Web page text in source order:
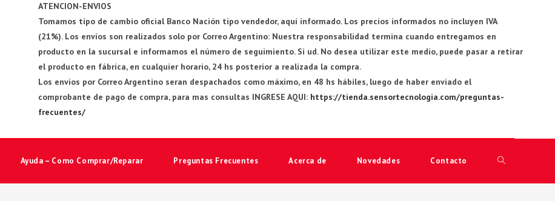
ATENCION-ENVIOS
Tomamos tipo de cambio oficial Banco Nación tipo vendedor, aquí informado. Los precios informados no incluyen IVA
(21%). Los envíos son realizados solo por Correo Argentino: Nuestra responsabilidad termina cuando entregamos en
producto en la sucursal e informamos el número de seguimiento. Si ud. No desea utilizar este medio, puede pasar a retirar
el producto en fábrica, en cualquier horario, 24 hs posterior a realizada la compra.
Los envios por Correo Argentino seran despachados como máximo, en 48 hs hábiles, luego de haber enviado el
comprobante de pago de compra, para mas consultas INGRESE AQUI: https://tienda.sensortecnologia.com/preguntas-
frecuentes/
Ayuda – Como Comprar/Reparar Preguntas Frecuentes Acerca de Novedades Contacto Alternar